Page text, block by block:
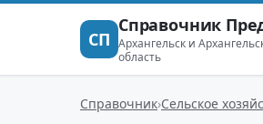
СП
Справочник
Архангельск и
область
Справочник Сельское